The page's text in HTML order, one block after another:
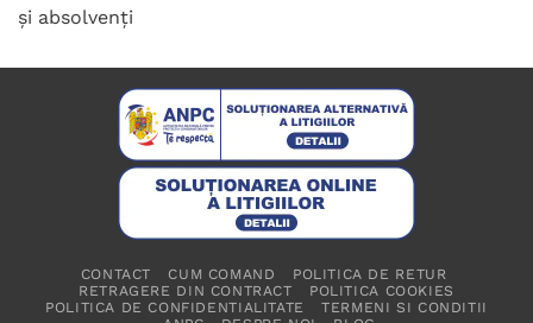
și absolvenți
CONTACT CUM COMAND
POLITICA DE RETUR
RETRAGERE DIN CONTRACT
POLITICA COOKIES
POLITICA DE CONFIDENTIALITATE
TERMENI SI CONDITII